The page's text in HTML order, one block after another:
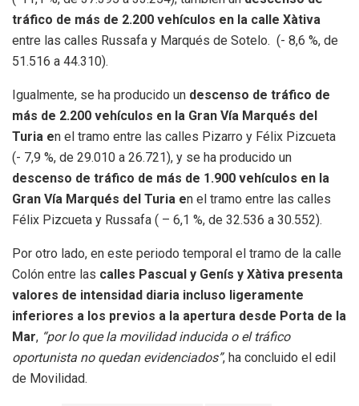
tráfico de más de 2.200 vehículos en la calle Xàtiva
entre las calles Russafa y Marqués de Sotelo. (- 8,6 %, de
51.516 a 44.310).
Igualmente, se ha producido un descenso de tráfico de
más de 2.200 vehículos en la Gran Vía Marqués del
Turia en el tramo entre las calles Pizarro y Félix Pizcueta
(- 7,9 %, de 29.010 a 26.721), y se ha producido un
descenso de tráfico de más de 1.900 vehículos en la
Gran Vía Marqués del Turia en el tramo entre las calles
Félix Pizcueta y Russafa ( – 6,1 %, de 32.536 a 30.552).
Por otro lado, en este periodo temporal el tramo de la calle
Colón entre las calles Pascual y Genís y Xàtiva presenta
valores de intensidad diaria incluso ligeramente
inferiores a los previos a la apertura desde Porta de la
Mar, “por lo que la movilidad inducida o el tráfico
oportunista no quedan evidenciados”, ha concluido el edil
de Movilidad.